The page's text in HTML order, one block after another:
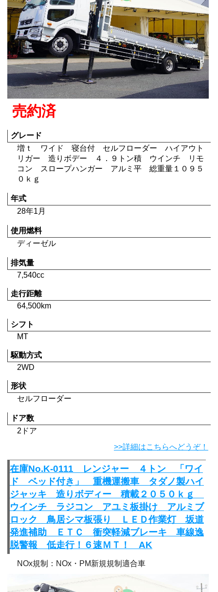
売約済
グレード
増ｔ ワイド 寝台付 セルフローダー ハイアウト
リガー 造りボデー ４．９トン積 ウインチ リモ
コン スロープハンガー アルミ平 総重量１０９５
０ｋｇ
年式
28年1月
使用燃料
ディーゼル
排気量
7,540cc
走行距離
64,500km
シフト
MT
駆動方式
2WD
形状
セルフローダー
ドア数
2ドア
>>詳細はこちらへどうぞ！
在庫No.K-0111 レンジャー ４トン 「ワイ
ド ベッド付き」 重機運搬車 タダノ製ハイ
ジャッキ 造りボディー 積載２０５０ｋｇ
ウインチ ラジコン アユミ板掛け アルミブ
ロック 鳥居シマ板張り ＬＥＤ作業灯 坂道
発進補助 ＥＴＣ 衝突軽減ブレーキ 車線逸
脱警報 低走行！６速ＭＴ！ AK
NOx規制：NOx・PM新規規制適合車